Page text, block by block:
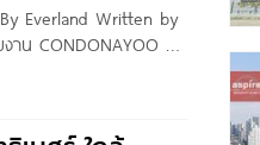
Everland Written by
น CONDONAYOO ขอ
บนทำเล